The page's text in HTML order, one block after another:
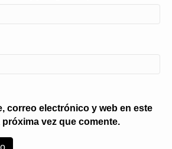
correo electrónico y web en este
vez que comente.